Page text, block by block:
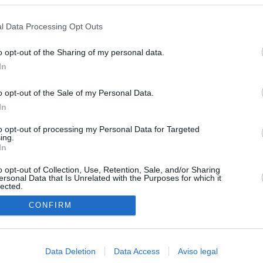
Data Processing Opt Outs
opt-out of the Sharing of my personal data.
opt-out of the Sale of my Personal Data.
opt-out of processing my Personal Data for Targeted
opt-out of Collection, Use, Retention, Sale, and/or Sharing
Data that Is Unrelated with the Purposes for which it
CONFIRM
Data Deletion Data Access Aviso legal
"medidas proporcionales"
contra las comunidades que no acojan a los menores
sobre el PP por la acogida de los menores de Ceuta en las
Compromís denuncia a Figaredo ante la Fiscalía del Supremo
el intento del PP de que los ministros acudan al Senado en